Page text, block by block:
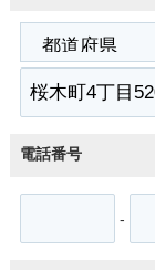
電話番号
-